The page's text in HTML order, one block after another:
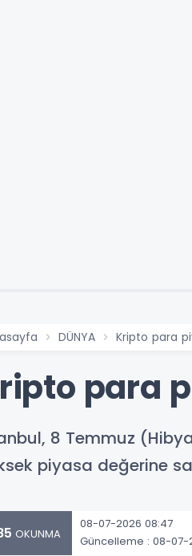
DÜNYA Kripto para
para
8 Temmuz
piyasa değerine
OKUNMA
08-07-2026 08:47
Güncelleme : 08-07-